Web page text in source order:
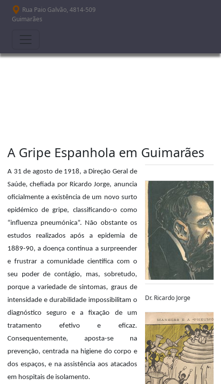
Passar para o conteúdo principal
Rua Paio Galvão, 4814-509
Guimarães
A Gripe Espanhola em Guimarães
Dr. Ricardo Jorge
A 31 de agosto de 1918, a Direção Geral de
Saúde, chefiada por Ricardo Jorge, anuncia
oficialmente a existência de um novo surto
epidémico de gripe, classificando-o como
“influenza pneumónica”. Não obstante os
estudos realizados após a epidemia de
1889-90, a doença continua a surpreender
e frustrar a comunidade científica com o
seu poder de contágio, mas, sobretudo,
porque a variedade de sintomas, graus de
intensidade e durabilidade impossibilitam o
diagnóstico seguro e a fixação de um
tratamento efetivo e eficaz.
Consequentemente, aposta-se na
prevenção, centrada na higiene do corpo e
dos espaços, e na assistência aos atacados
em hospitais de isolamento.